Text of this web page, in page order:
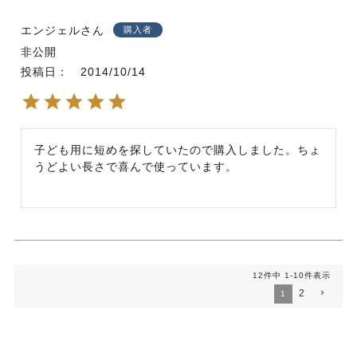
エンジェル 購入者
非公開
投稿日
2014/10/14
子ども用に短めを探していたので購入しました。ちょ
うどよい長さで喜んで使っています。
12件中 1-10件表示
1 2